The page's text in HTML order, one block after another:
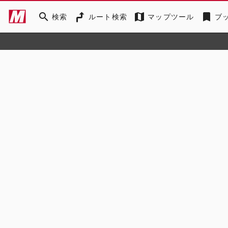
search 検索 ルート検索 map マップツール bookmark ブ